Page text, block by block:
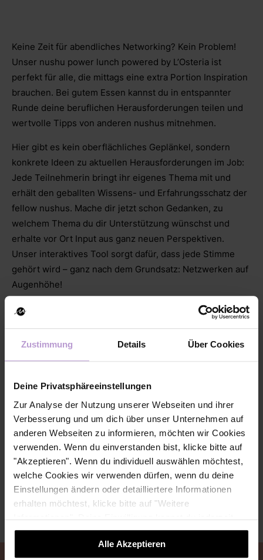
Zustimmung Details Über Cookies
Deine Privatsphäreeinstellungen
Zur Analyse der Nutzung unserer Webseiten und ihrer
Verbesserung und um dich über unser Unternehmen auf
anderen Webseiten zu informieren, möchten wir Cookies
verwenden. Wenn du einverstanden bist, klicke bitte auf
"Akzeptieren". Wenn du individuell auswählen möchtest,
welche Cookies wir verwenden dürfen, wenn du deine
Einstellungen ändern oder detailliertere Informationen
erhalten möchtest, klicke bitte auf "Weitere
Informationen". Deine Einwilligung kannst du jederzeit
widerrufen.
Alle Akzeptieren
Keine Zeit für abendliches Networking? Kein Problem!
Unser nushu power lunch powered by L’Osteria ist
perfekt für alle, die mittags eine extra Portion Inspiration
brauchen. Bei gutem Essen kannst du in entspannter
Runde deine beruflichen Herausforderungen teilen und
wertvolle Tipps von anderen nushus mitnehmen.
Hier gibt es kein oberflächliches Geplänkel, sondern
konkrete Ideen zu aktuellen Herausforderungen im Job:
Jede Teilnehmerin bringt ihr eigenes Thema mit und
erhält den geballten Wissens- und Erfahrungsschatz der
fellow nushus. Mache dir jetzt schon Gedanken, zu
welchem Thema du dir Unterstützung wünschst und
erhalte vor Ort Input aus ganz neuen Perspektiven.
Unser interaktives Tool sorgt dafür, dass jede Stimme
gehört wird – ganz nach dem Grundsatz: Netzwerken auf
Augenhöhe!
In Kooperation mit